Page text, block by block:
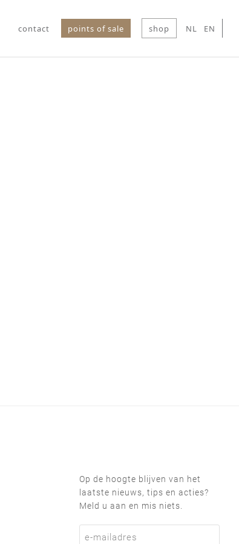
contact points of sale shop NL EN
Op de hoogte blijven van het
laatste nieuws, tips en acties?
Meld u aan en mis niets.